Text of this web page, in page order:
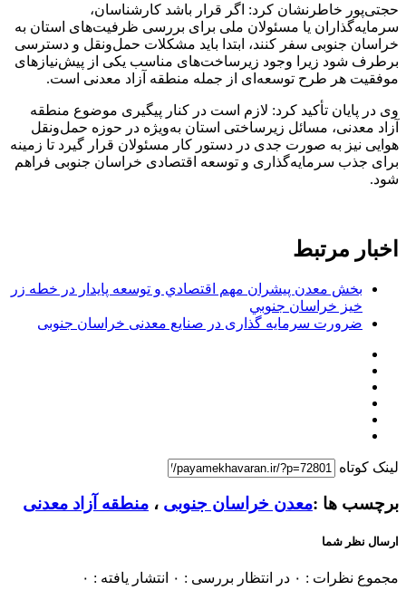
حجتی‌پور خاطرنشان کرد: اگر قرار باشد کارشناسان،
سرمایه‌گذاران یا مسئولان ملی برای بررسی ظرفیت‌های استان به
خراسان جنوبی سفر کنند، ابتدا باید مشکلات حمل‌ونقل و دسترسی
برطرف شود زیرا وجود زیرساخت‌های مناسب یکی از پیش‌نیازهای
موفقیت هر طرح توسعه‌ای از جمله منطقه آزاد معدنی است.
وی در پایان تأکید کرد: لازم است در کنار پیگیری موضوع منطقه
آزاد معدنی، مسائل زیرساختی استان به‌ویژه در حوزه حمل‌ونقل
هوایی نیز به صورت جدی در دستور کار مسئولان قرار گیرد تا زمینه
برای جذب سرمایه‌گذاری و توسعه اقتصادی خراسان جنوبی فراهم
شود.
اخبار مرتبط
بخش معدن پیشران مهم اقتصادي و توسعه پايدار در خطه زر
خيز خراسان جنوبي
ضرورت سرمایه گذاری در صنایع معدنی خراسان جنوبی
لینک کوتاه
برچسب ها :معدن خراسان جنوبی ، منطقه آزاد معدنی
ارسال نظر شما
مجموع نظرات : ۰ در انتظار بررسی : ۰ انتشار یافته : ۰